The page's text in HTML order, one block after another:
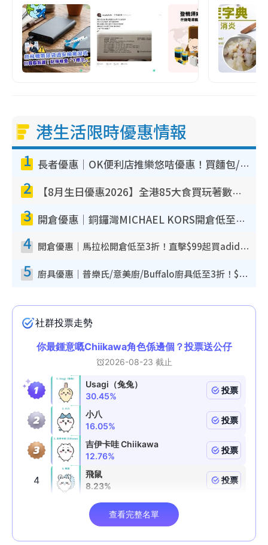
港生活限時優惠情報
1 長者優惠｜OK便利店推樂悠咭優惠！買麵包/牛奶/保健品拍卡即減
2 【8月生日優惠2026】全港85大食買玩著數攻略 自助餐/火鍋放題同行免費＋誠品/DONKI送現金券
3 開倉優惠｜銅鑼灣MICHAEL KORS開倉低至17折！直擊$500起買手袋/銀包/鞋款 必買經典Jet Set系列
4 開倉優惠｜馬拉松開倉低至3折！直擊$99起買adidas／New Balance／Puma鞋款 STANLEY保溫杯劈價至$119起
5 廚具優惠｜普樂氏/意美廚/Buffalo廚具低至3折！$89起買煎鍋／炒鑊／個人鍋 同場小家電激減至$99起